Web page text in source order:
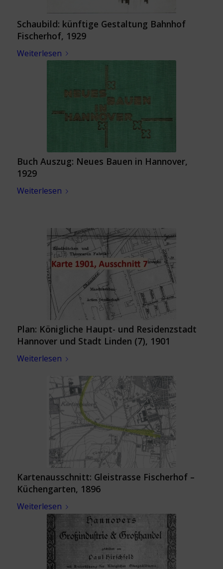
Schaubild: künftige Gestaltung Bahnhof
Fischerhof, 1929
Weiterlesen
Buch Auszug: Neues Bauen in Hannover,
1929
Weiterlesen
Plan: Königliche Haupt- und Residenzstadt
Hannover und Stadt Linden (7), 1901
Weiterlesen
Kartenausschnitt: Gleistrasse Fischerhof –
Küchengarten, 1896
Weiterlesen